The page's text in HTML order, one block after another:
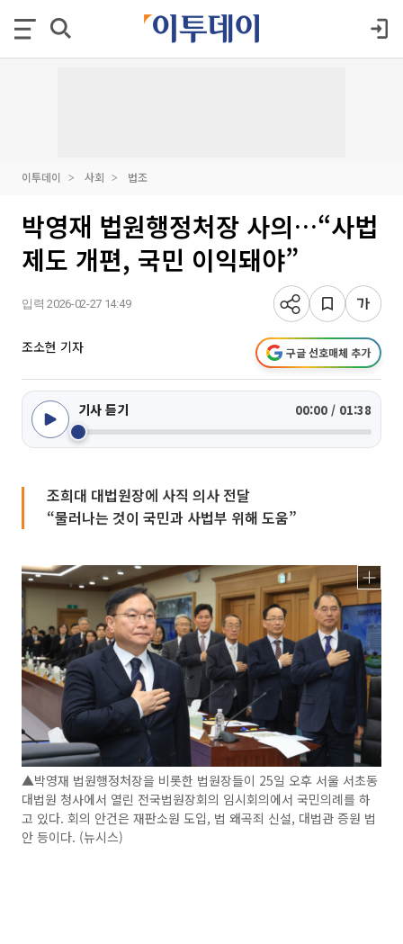
이투데이 사회 법조
박영재 법원행정처장 사의…“사법
제도 개편, 국민 이익돼야”
입력 2026-02-27 14:49
조소현 기자 구글 선호매체 추가
기사 듣기 00:00 / 01:38
조희대 대법원장에 사직 의사 전달
“물러나는 것이 국민과 사법부 위해 도움”
▲박영재 법원행정처장을 비롯한 법원장들이 25일 오후 서울 서초동
대법원 청사에서 열린 전국법원장회의 임시회의에서 국민의례를 하
고 있다. 회의 안건은 재판소원 도입, 법 왜곡죄 신설, 대법관 증원 법
안 등이다. (뉴시스)